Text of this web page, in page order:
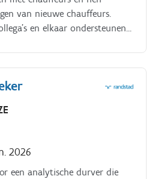
van nieuwe chauffeurs.
en elkaar ondersteunen
2026
een analytische durver die